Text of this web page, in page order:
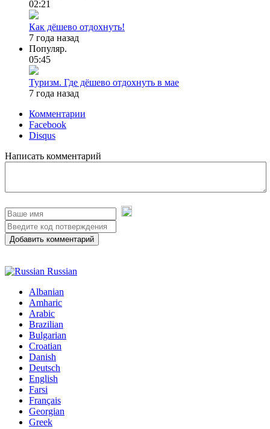
02:21
Как дёшево отдохнуть!
7 года назад
Популяр.
05:45
Туризм. Где дёшево отдохнуть в мае
7 года назад
Комментарии
Facebook
Disqus
Написать комментарий
Добавить комментарий
Russian
Albanian
Amharic
Arabic
Brazilian
Bulgarian
Croatian
Danish
Deutsch
English
Farsi
Français
Georgian
Greek